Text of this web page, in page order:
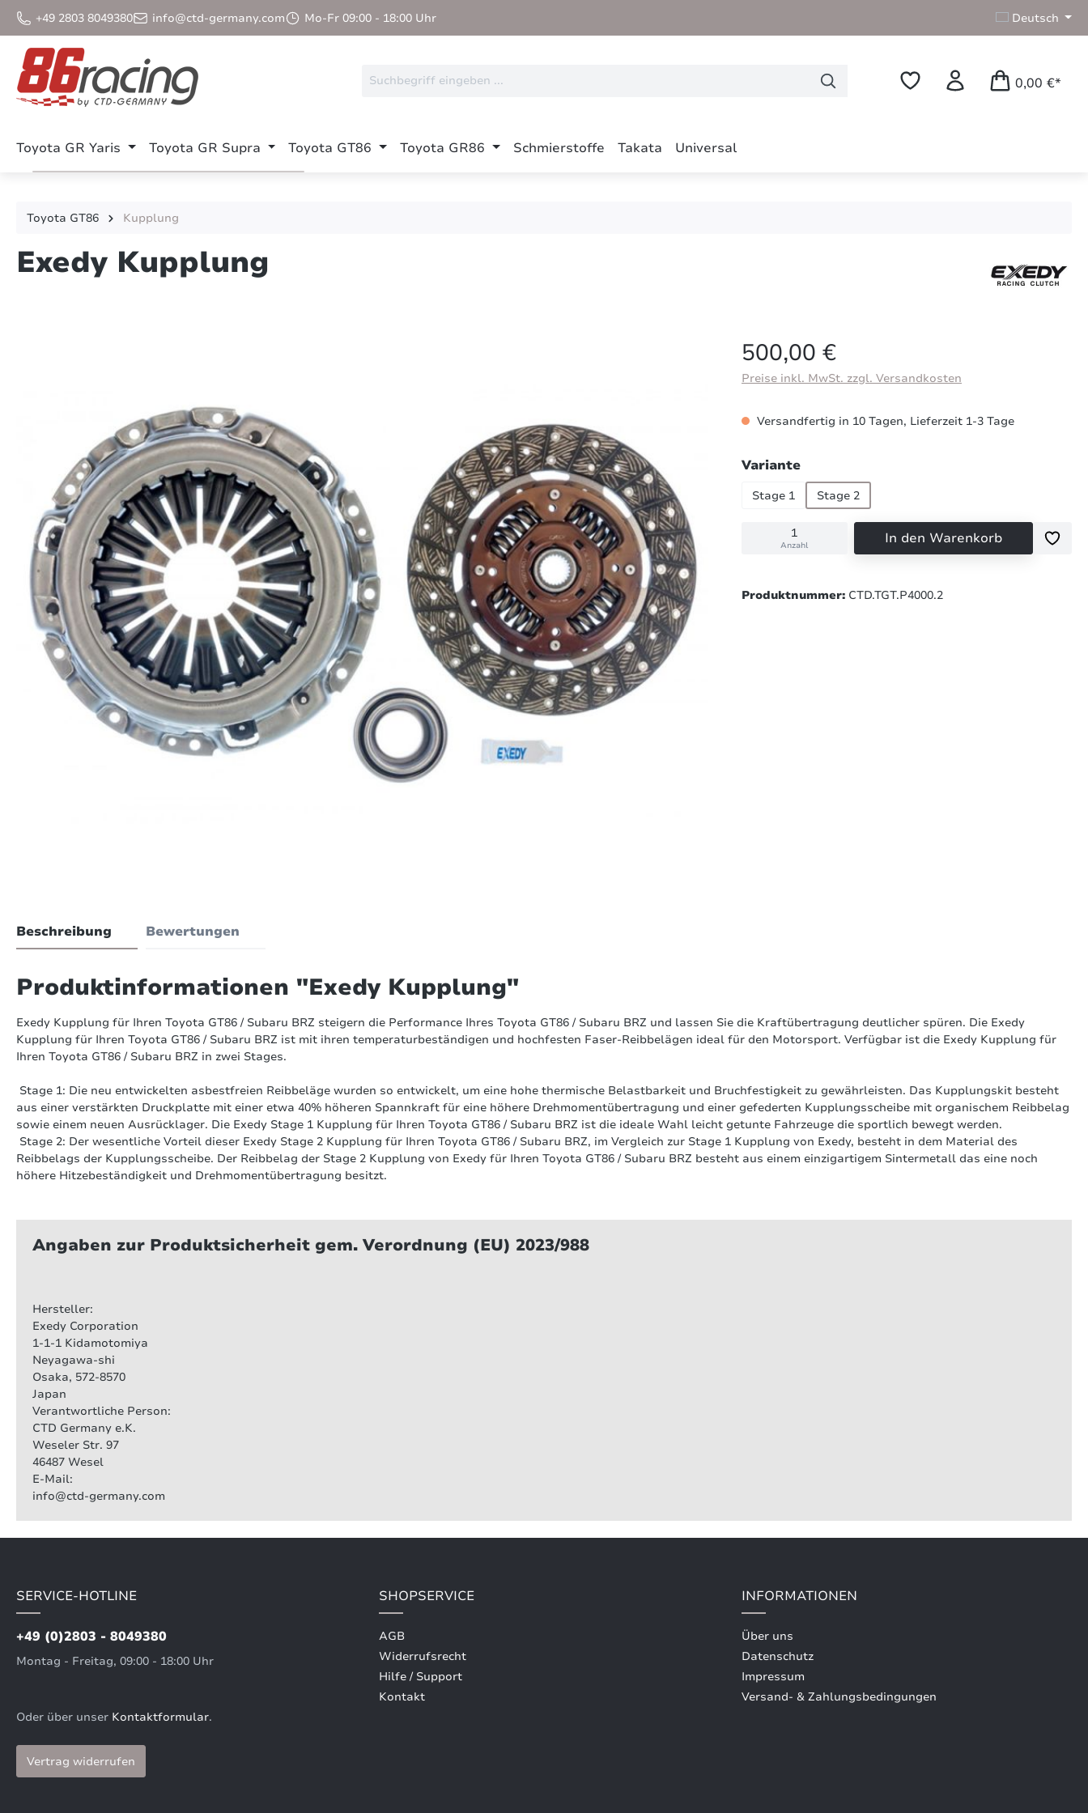
Hauptinhalt springen
Zur Suche springen
Zur Hauptnavigation springen
+49 2803 8049380 info@ctd-germany.com Mo-Fr 09:00 - 18:00 Uhr Deutsch
0,00 €*
Toyota GR Yaris Toyota GR Supra Toyota GT86 Toyota GR86 Schmierstoffe Takata Universal
Toyota GT86 Kupplung
Exedy Kupplung
Regulärer Preis:
500,00 €
Preise inkl. MwSt. zzgl. Versandkosten
Versandfertig in 10 Tagen, Lieferzeit 1-3 Tage
Varianteauswählen
Stage 1 Stage 2
Anzahl In den Warenkorb
Produktnummer: CTD.TGT.P4000.2
Beschreibung Bewertungen
Produktinformationen "Exedy Kupplung"
Exedy Kupplung für Ihren Toyota GT86 / Subaru BRZ steigern die Performance Ihres Toyota GT86 / Subaru BRZ und lassen Sie die Kraftübertragung deutlicher spüren. Die Exedy
Kupplung für Ihren Toyota GT86 / Subaru BRZ ist mit ihren temperaturbeständigen und hochfesten Faser-Reibbelägen ideal für den Motorsport. Verfügbar ist die Exedy Kupplung für
Ihren Toyota GT86 / Subaru BRZ in zwei Stages.
Stage 1: Die neu entwickelten asbestfreien Reibbeläge wurden so entwickelt, um eine hohe thermische Belastbarkeit und Bruchfestigkeit zu gewährleisten. Das Kupplungskit besteht
aus einer verstärkten Druckplatte mit einer etwa 40% höheren Spannkraft für eine höhere Drehmomentübertragung und einer gefederten Kupplungsscheibe mit organischem Reibbelag
sowie einem neuen Ausrücklager. Die Exedy Stage 1 Kupplung für Ihren Toyota GT86 / Subaru BRZ ist die ideale Wahl leicht getunte Fahrzeuge die sportlich bewegt werden.
Stage 2: Der wesentliche Vorteil dieser Exedy Stage 2 Kupplung für Ihren Toyota GT86 / Subaru BRZ, im Vergleich zur Stage 1 Kupplung von Exedy, besteht in dem Material des
Reibbelags der Kupplungsscheibe. Der Reibbelag der Stage 2 Kupplung von Exedy für Ihren Toyota GT86 / Subaru BRZ besteht aus einem einzigartigem Sintermetall das eine noch
höhere Hitzebeständigkeit und Drehmomentübertragung besitzt.
Bewertung von 0 von 5 Sternen
Sie dieses Produkt!
schreiben
Angaben zur Produktsicherheit gem. Verordnung (EU) 2023/988
Hersteller:
Exedy Corporation
1-1-1 Kidamotomiya
Neyagawa-shi
Osaka, 572-8570
Japan
Verantwortliche Person:
CTD Germany e.K.
Weseler Str. 97
46487 Wesel
E-Mail:
info@ctd-germany.com
SERVICE-HOTLINE
+49 (0)2803 - 8049380
Montag - Freitag, 09:00 - 18:00 Uhr
Oder über unser Kontaktformular.
Vertrag widerrufen
SHOPSERVICE
AGB
Widerrufsrecht
Hilfe / Support
Kontakt
INFORMATIONEN
Über uns
Datenschutz
Impressum
Versand- & Zahlungsbedingungen